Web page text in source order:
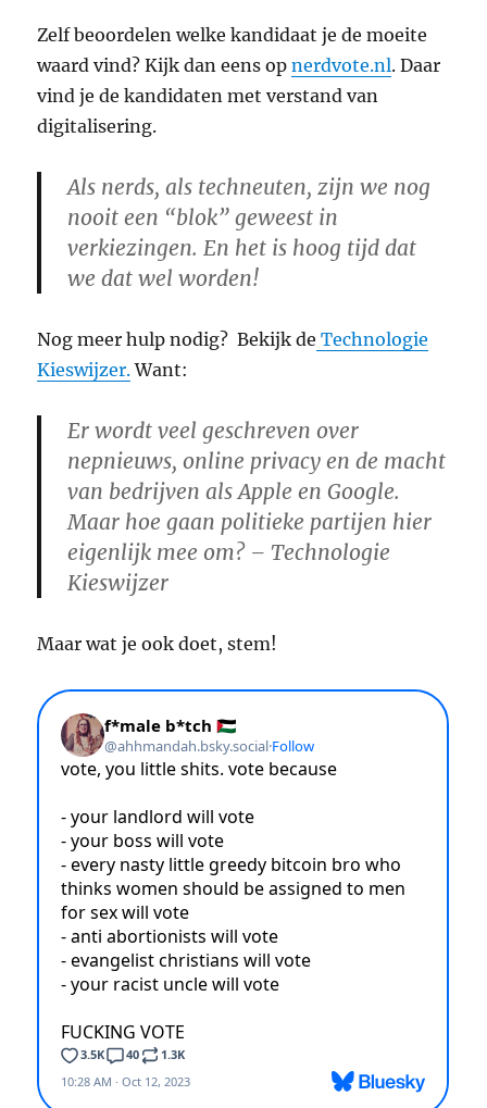
Zelf beoordelen welke kandidaat je de moeite
waard vind? Kijk dan eens opnerdvote.nl. Daar
vind je de kandidaten met verstand van
digitalisering.
Als nerds, als techneuten, zijn we nog
nooit een “blok” geweest in
verkiezingen.En het is hoog tijd dat
we dat wel worden!
Nog meer hulp nodig? Bekijk de Technologie
Kieswijzer.Want:
Er wordt veel geschreven over
nepnieuws, online privacy en de macht
van bedrijven als Apple en Google.
Maar hoe gaan politieke partijen hier
eigenlijk mee om? – Technologie
Kieswijzer
Maar wat je ook doet, stem!